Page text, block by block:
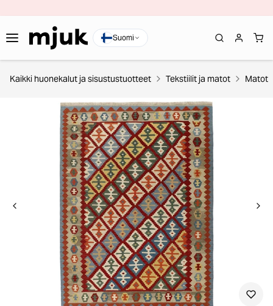
Suomi
Kaikki huonekalut ja sisustustuotteet Tekstiilit ja matot Matot